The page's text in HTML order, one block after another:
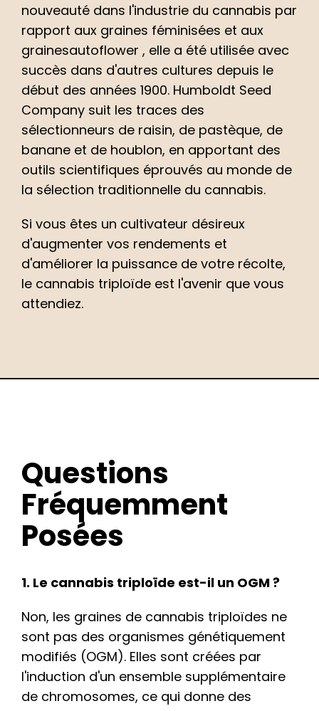
nouveauté dans l'industrie du cannabis par
rapport aux graines féminisées et aux
grainesautoflower , elle a été utilisée avec
succès dans d'autres cultures depuis le
début des années 1900. Humboldt Seed
Company suit les traces des
sélectionneurs de raisin, de pastèque, de
banane et de houblon, en apportant des
outils scientifiques éprouvés au monde de
la sélection traditionnelle du cannabis.
Si vous êtes un cultivateur désireux
d'augmenter vos rendements et
d'améliorer la puissance de votre récolte,
le cannabis triploïde est l'avenir que vous
attendiez.
Questions
Fréquemment
Posées
1. Le cannabis triploïde est-il un OGM ?
Non, les graines de cannabis triploïdes ne
sont pas des organismes génétiquement
modifiés (OGM). Elles sont créées par
l'induction d'un ensemble supplémentaire
de chromosomes, ce qui donne des